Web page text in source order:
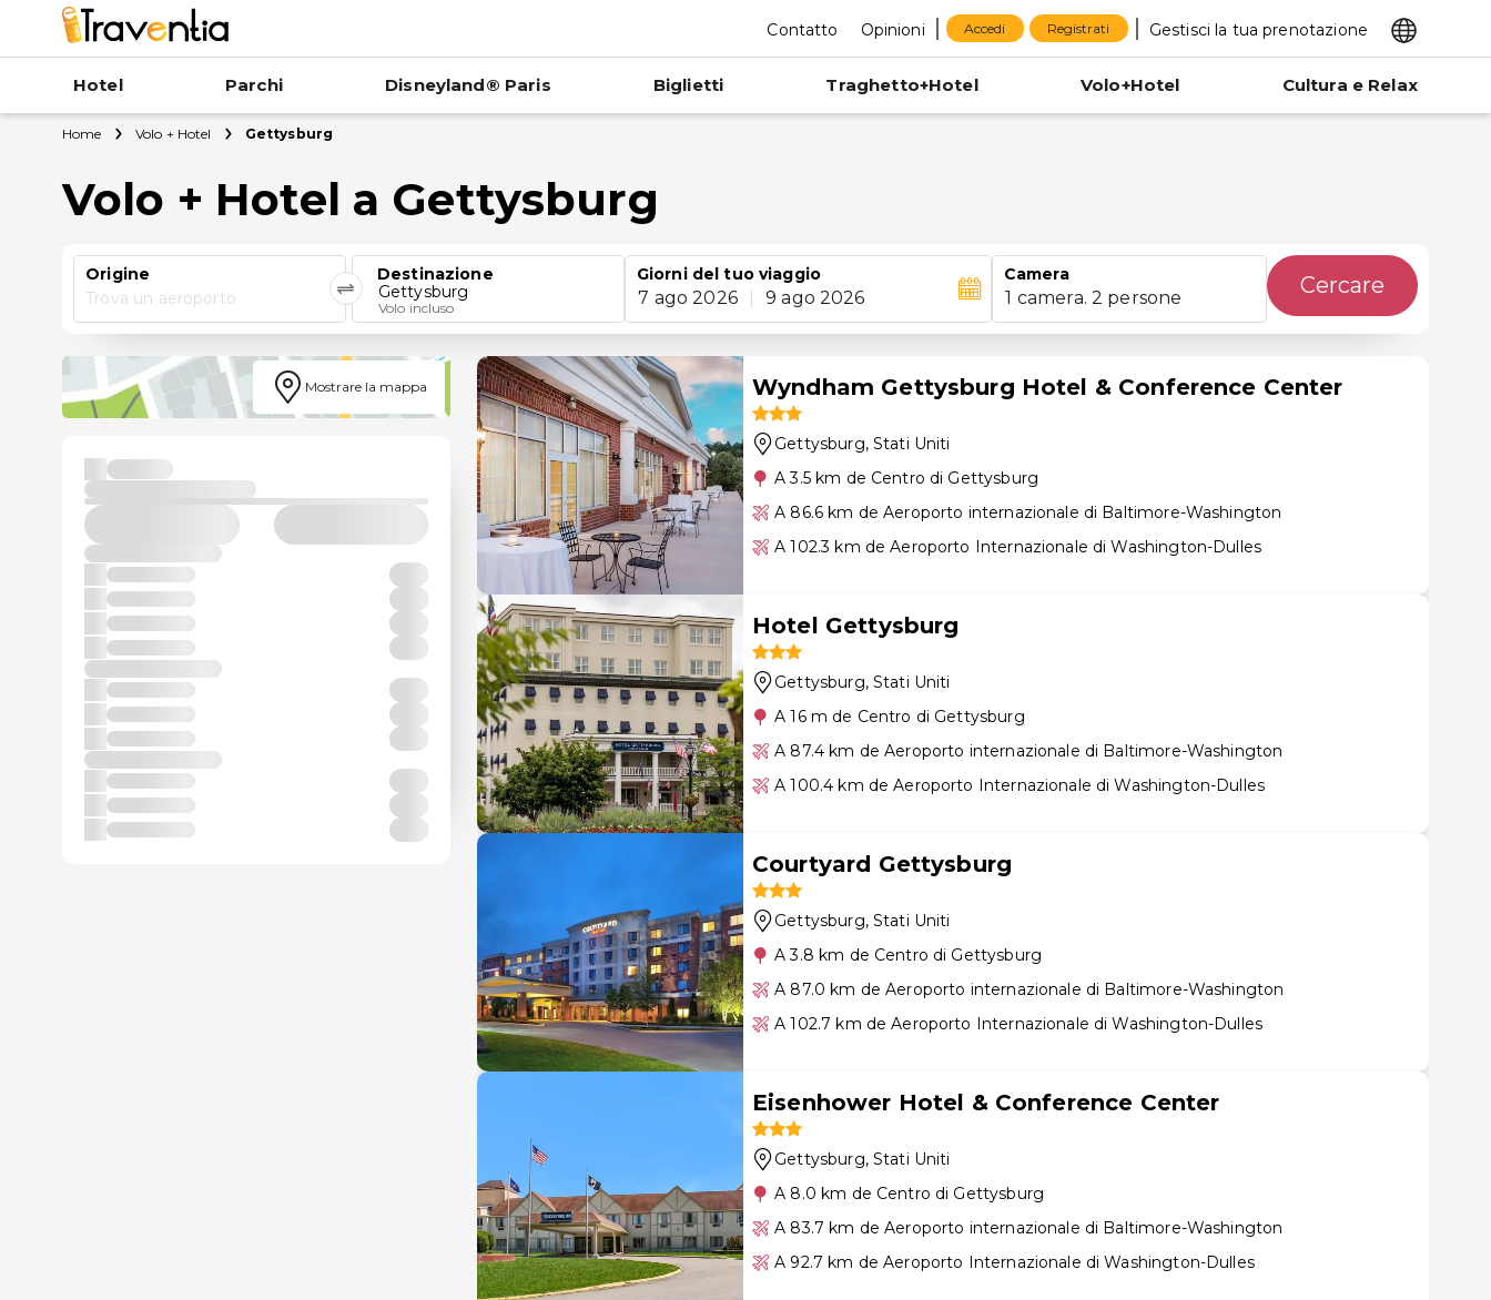
Contatto Opinioni Accedi Registrati Gestisci la tua prenotazione
Hotel Parchi Disneyland® Paris Biglietti Traghetto+Hotel Volo+Hotel Cultura e Relax
Home Volo + Hotel Gettysburg
Volo + Hotel a Gettysburg
Origine
Trova un aeroporto
Destinazione
Gettysburg
Volo incluso
Giorni del tuo viaggio
7 ago 2026 9 ago 2026
Camera
1 camera. 2 persone Cercare
Mostrare la mappa Wyndham Gettysburg Hotel & Conference Center
Gettysburg, Stati Uniti
A 3.5 km de Centro di Gettysburg
A 86.6 km de Aeroporto internazionale di Baltimore-Washington
A 102.3 km de Aeroporto Internazionale di Washington-Dulles
Hotel Gettysburg
Gettysburg, Stati Uniti
A 16 m de Centro di Gettysburg
A 87.4 km de Aeroporto internazionale di Baltimore-Washington
A 100.4 km de Aeroporto Internazionale di Washington-Dulles
Courtyard Gettysburg
Gettysburg, Stati Uniti
A 3.8 km de Centro di Gettysburg
A 87.0 km de Aeroporto internazionale di Baltimore-Washington
A 102.7 km de Aeroporto Internazionale di Washington-Dulles
Eisenhower Hotel & Conference Center
Gettysburg, Stati Uniti
A 8.0 km de Centro di Gettysburg
A 83.7 km de Aeroporto internazionale di Baltimore-Washington
A 92.7 km de Aeroporto Internazionale di Washington-Dulles